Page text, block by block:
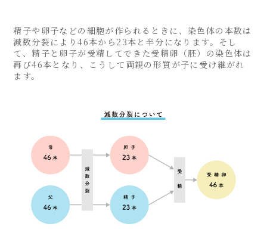
精子や卵子などの細胞が作られるときに、染色体の本数は
減数分裂により46本から23本と半分になります。そし
て、精子と卵子が受精してできた受精卵（胚）の染色体は
再び46本となり、こうして両親の形質が子に受け継がれ
ます。